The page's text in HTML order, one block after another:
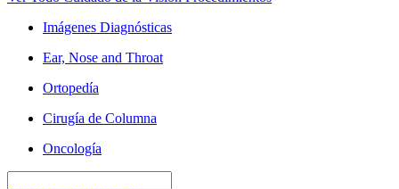
Imágenes Diagnósticas
Ear, Nose and Throat
Ortopedía
Cirugía de Columna
Oncología